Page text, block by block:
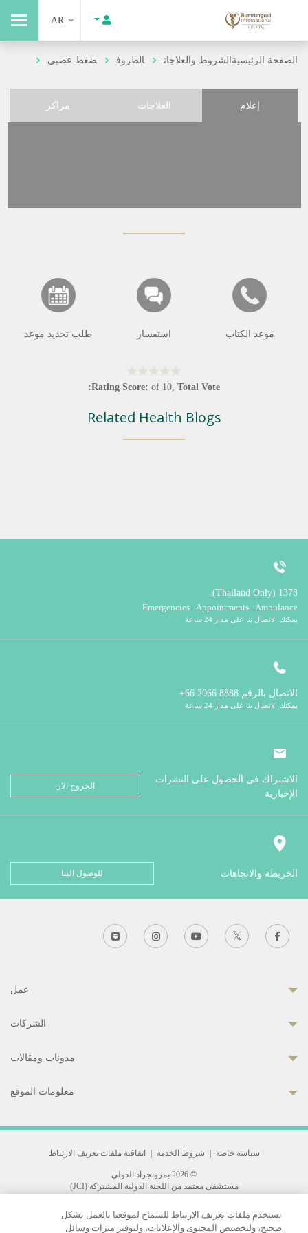
AR
الصفحة الرئيسيةالشروط والعلاجات الظروف ضغط عصبى
إعلام العلاجات مراكز
موعد الكتاب استفسار طلب تحديد موعد
Rating Score: of 10, Total Vote:
Related Health Blogs
1378 (Thailand Only)
Emergencies - Appointments - Ambulance
يمكنك الاتصال بنا على مدار 24 ساعة
الاتصال بالرقم
يمكنك الاتصال بنا على مدار 24 ساعة
الاشتراك في الحصول على النشرات
الإخبارية
الخروج الان
الخريطة والاتجاهات للوصول الينا
عمل
الشركات
مدونات ومقالات
معلومات الموقع
سياسة خاصة شروط الخدمة اتفاقية ملفات تعريف الارتباط
© 2026 بمرونجراد الدولي
مستشفى معتمد من اللجنة الدولية المشتركة (JCI)
33 Sukhumvit 3, Wattana, Bangkok 10110 Thailand.
All rights reserved.
نستخدم ملفات تعريف الارتباط للسماح لموقعنا بالعمل بشكل
صحيح، ولتخصيص المحتوى والإعلانات، ولتوفير ميزات وسائل